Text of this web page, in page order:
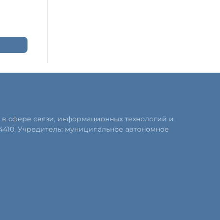
сфере связи, информационных технологий и
Учредитель: муниципальное автономное